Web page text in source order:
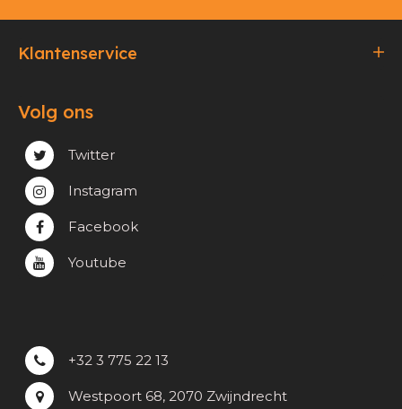
Klantenservice
Verzending & Afhaling
Privacy & cookie beleid
Volg ons
Twitter
Instagram
Facebook
Youtube
+32 3 775 22 13
Westpoort 68, 2070 Zwijndrecht